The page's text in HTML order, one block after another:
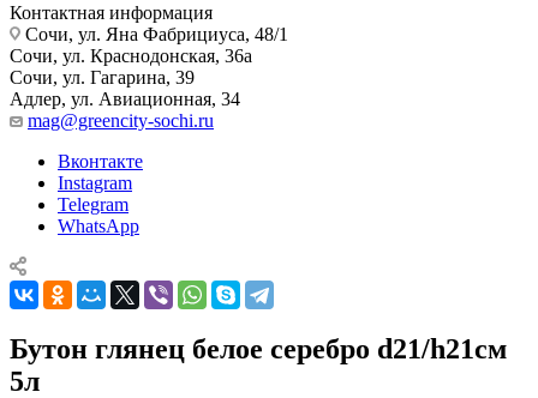
Контактная информация
Сочи, ул. Яна Фабрициуса, 48/1
Сочи, ул. Краснодонская, 36а
Сочи, ул. Гагарина, 39
Адлер, ул. Авиационная, 34
mag@greencity-sochi.ru
Вконтакте
Instagram
Telegram
WhatsApp
Бутон глянец белое серебро d21/h21см
5л